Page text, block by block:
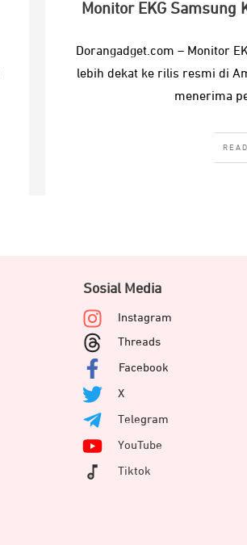
Monitor EKG Samsung
Dorangadget.com – Monitor
lebih dekat ke rilis resmi di
menerima
Sosial Media
Instagram
Threads
Facebook
X
Telegram
YouTube
Tiktok